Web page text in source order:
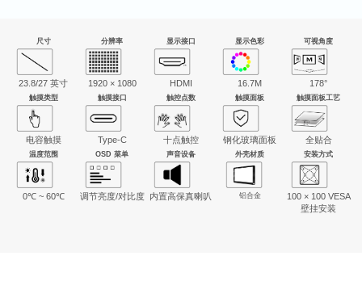
尺寸
23.8/27 英寸
分辨率
1920 × 1080
显示接口
HDMI
显示色彩
16.7M
可视角度
178°
触摸类型
电容触摸
触摸接口
Type-C
触控点数
十点触控
触摸面板
钢化玻璃面板
触摸面板工艺
全贴合
温度范围
0℃ ~ 60℃
OSD 菜单
调节亮度/对比度
声音设备
内置高保真喇叭
外壳材质
铝合金
安装方式
100 × 100 VESA
壁挂安装